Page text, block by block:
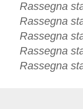
Rassegna
Rassegna
Rassegna
Rassegna
Rassegna